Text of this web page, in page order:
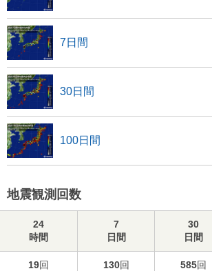
7日間
30日間
100日間
地震観測回数
24
時間
7
日間
30
日間
19回 130回 585回